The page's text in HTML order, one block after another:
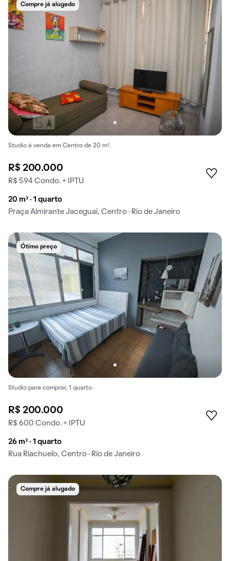
Compre já alugado
Studio à venda em Centro de 20 m².
R$ 200.000
R$ 594 Condo. + IPTU
20 m² · 1 quarto
Praça Almirante Jaceguai, Centro · Rio de Janeiro
Ótimo preço
Studio para comprar, 1 quarto.
R$ 200.000
R$ 600 Condo. + IPTU
26 m² · 1 quarto
Rua Riachuelo, Centro · Rio de Janeiro
Compre já alugado